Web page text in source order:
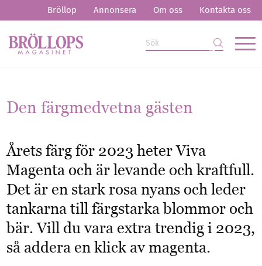
Bröllop Annonsera Om oss Kontakta oss
Den färgmedvetna gästen
Årets färg för 2023 heter Viva
Magenta och är levande och kraftfull.
Det är en stark rosa nyans och leder
tankarna till färgstarka blommor och
bär. Vill du vara extra trendig i 2023,
så addera en klick av magenta.